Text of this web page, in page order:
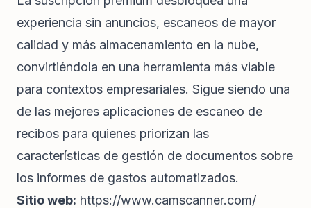
experiencia sin anuncios, escaneos de mayor
calidad y más almacenamiento en la nube,
convirtiéndola en una herramienta más viable
para contextos empresariales. Sigue siendo una
de las mejores aplicaciones de escaneo de
recibos para quienes priorizan las
características de gestión de documentos sobre
los informes de gastos automatizados.
Sitio web: https://www.camscanner.com/